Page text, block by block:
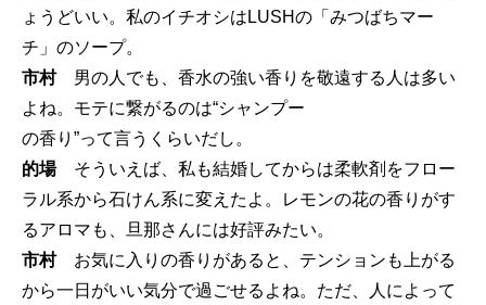
ょうどいい。私のイチオシはLUSHの「みつばちマー
チ」のソープ。
市村男の人でも、香水の強い香りを敬遠する人は多い
よね。モテに繋がるのは“シャンプー
の香り”って言うくらいだし。
的場そういえば、私も結婚してからは柔軟剤をフロー
ラル系から石けん系に変えたよ。レモンの花の香りがす
るアロマも、旦那さんには好評みたい。
市村お気に入りの香りがあると、テンションも上がる
から一日がいい気分で過ごせるよね。ただ、人によって